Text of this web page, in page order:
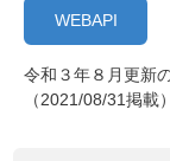
WEBAPI
令和３年８月更新
（2021/08/31掲載）